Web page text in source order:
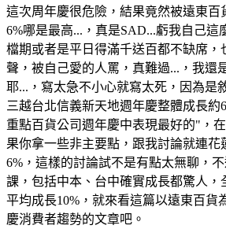
這次周年慶很危險，結果竟然被遠東百
6%哪是最高... ，真是SAD...虧我自己這
檔期或者是平日得滿千送百都不缺席，
聲，被自己愛的人罵，真難過... ，我還
耶... ，寫太急不小心就寫太死，因為是
三越台北信義新天地週年慶整體成長約
重點百貨公司週年慶中表現最好的" ，
果你拿一些非主要點，跟我討論就連花
6% ，這樣的討論試不是有點太無聊，
課，包括中本、台中確實成長都驚人，
平均成長10% ，就來看這篇以遠東百貨
慶消費者趨勢的文章吧。